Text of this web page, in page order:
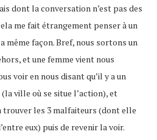
dont la conversation n’est pas des
me fait étrangement penser à un
même façon. Bref, nous sortons un
et une femme vient nous
voir en nous disant qu’il y a un
ville où se situe l’action), et
trouver les 3 malfaiteurs (dont elle
eux) puis de revenir la voir.